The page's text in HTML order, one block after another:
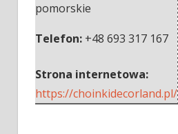
pomorskie
Telefon: +48 693 317 167
Strona internetowa:
https://choinkidecorland.pl/